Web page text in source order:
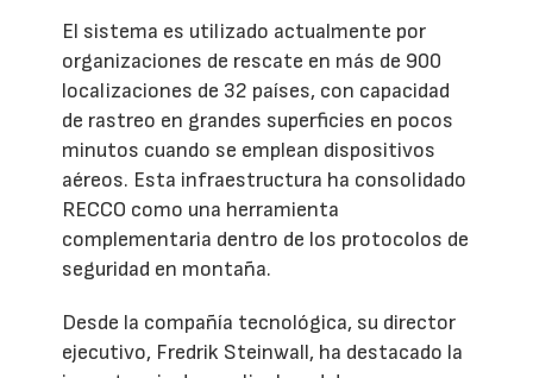
El sistema es utilizado actualmente por
organizaciones de rescate en más de 900
localizaciones de 32 países, con capacidad
de rastreo en grandes superficies en pocos
minutos cuando se emplean dispositivos
aéreos. Esta infraestructura ha consolidado
RECCO como una herramienta
complementaria dentro de los protocolos de
seguridad en montaña.
Desde la compañía tecnológica, su director
ejecutivo, Fredrik Steinwall, ha destacado la